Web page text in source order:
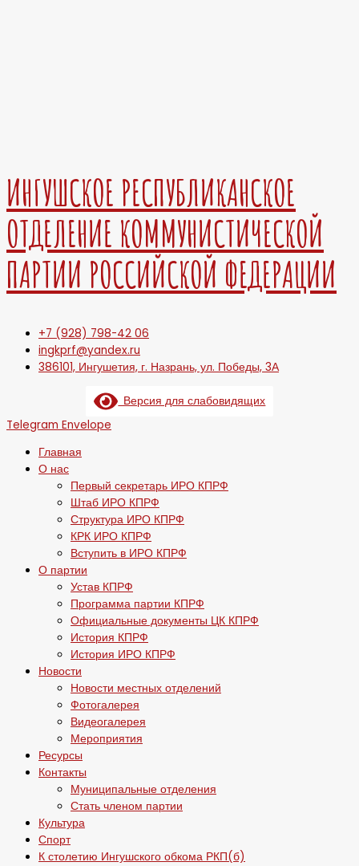
ИНГУШСКОЕ РЕСПУБЛИКАНСКОЕ
ОТДЕЛЕНИЕ КОММУНИСТИЧЕСКОЙ
ПАРТИИ РОССИЙСКОЙ ФЕДЕРАЦИИ
+7 (928) 798-42 06
ingkprf@yandex.ru
386101, Ингушетия, г. Назрань, ул. Победы, 3А
Версия для слабовидящих
Telegram Envelope
Главная
О нас
Первый секретарь ИРО КПРФ
Штаб ИРО КПРФ
Структура ИРО КПРФ
КРК ИРО КПРФ
Вступить в ИРО КПРФ
О партии
Устав КПРФ
Программа партии КПРФ
Официальные документы ЦК КПРФ
История КПРФ
История ИРО КПРФ
Новости
Новости местных отделений
Фотогалерея
Видеогалерея
Мероприятия
Ресурсы
Контакты
Муниципальные отделения
Стать членом партии
Культура
Спорт
К столетию Ингушского обкома РКП(б)